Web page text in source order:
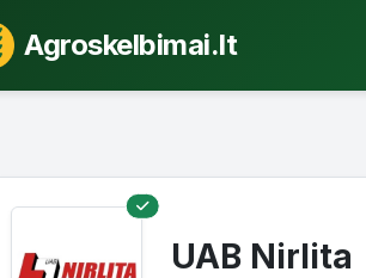
Agroskelbimai.lt
UAB Nirlita